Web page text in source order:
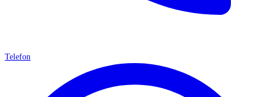
Telefon